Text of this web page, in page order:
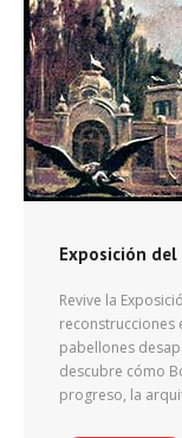
Exposición del
Revive la
reconstrucciones
pabellones
descubre cómo
progreso, la